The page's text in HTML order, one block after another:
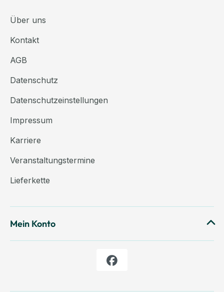
Über uns
Kontakt
AGB
Datenschutz
Datenschutzeinstellungen
Impressum
Karriere
Veranstaltungstermine
Lieferkette
Mein Konto